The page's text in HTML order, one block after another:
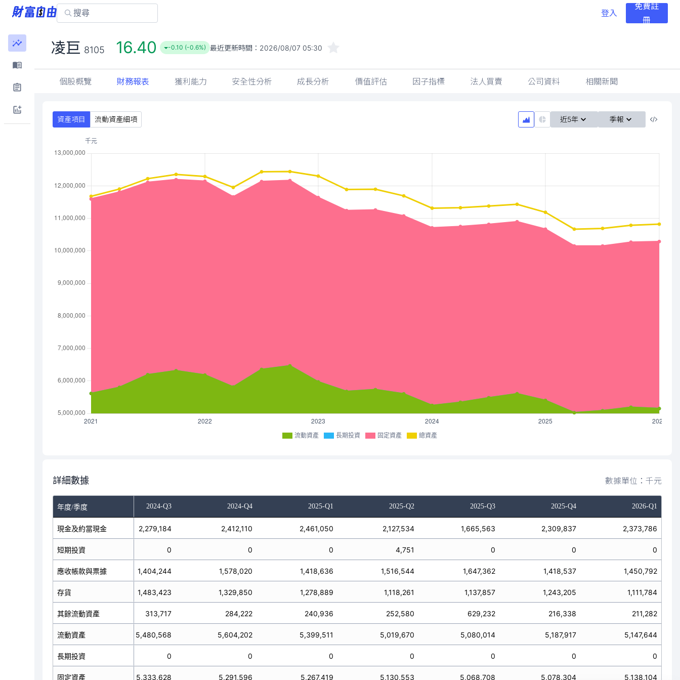
登入
免費註
冊
凌巨 8105 16.40 -0.10 (-0.6%) 最近更新時間： 2026/08/07 05:30
個股概覽 財務報表 獲利能力 安全性分析 成長分析 價值評估 因子指標 法人買賣 公司資料 相關新聞
資產項目 流動資產細項 近5年 季報
流動資產 長期投資 固定資產 總資產
詳細數據 數據單位：千元
年度/季度
2024-Q2 2024-Q3 2024-Q4 2025-Q1 2025-Q2 2025-Q3 2025-Q4 2026-Q1
現金及約當現金
短期投資
應收帳款與票據
存貨
其餘流動資產
流動資產
長期投資
固定資產
2,282,605 2,279,184 2,412,110 2,461,050 2,127,534 1,665,563 2,309,837 2,373,786
0 0 0 4,751 0 0 0
1,139,540 1,404,244 1,578,020 1,418,636 1,516,544 1,647,362 1,418,537 1,450,792
1,549,582 1,483,423 1,329,850 1,278,889 1,118,261 1,137,857 1,243,205 1,111,784
368,269 313,717 284,222 240,936 252,580 629,232 216,338 211,282
5,339,996 5,480,568 5,604,202 5,399,511 5,019,670 5,080,014 5,187,917 5,147,644
0 0 0 0 0 0 0
5,408,843 5,333,628 5,291,596 5,267,419 5,130,553 5,068,708 5,078,304 5,138,104